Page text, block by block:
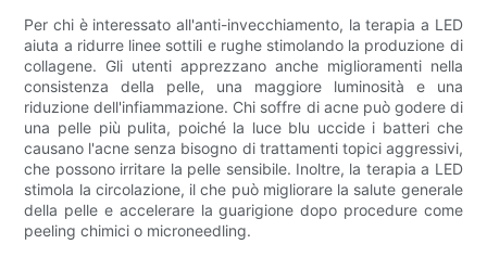
Per chi è interessato all'anti-invecchiamento, la terapia a LED
aiuta a ridurre linee sottili e rughe stimolando la produzione di
collagene. Gli utenti apprezzano anche miglioramenti nella
consistenza della pelle, una maggiore luminosità e una
riduzione dell'infiammazione. Chi soffre di acne può godere di
una pelle più pulita, poiché la luce blu uccide i batteri che
causano l'acne senza bisogno di trattamenti topici aggressivi,
che possono irritare la pelle sensibile. Inoltre, la terapia a LED
stimola la circolazione, il che può migliorare la salute generale
della pelle e accelerare la guarigione dopo procedure come
peeling chimici o microneedling.